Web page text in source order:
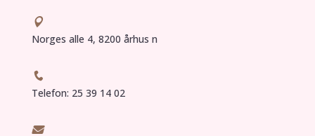

Norges alle 4, 8200 århus n

Telefon: 25 39 14 02
